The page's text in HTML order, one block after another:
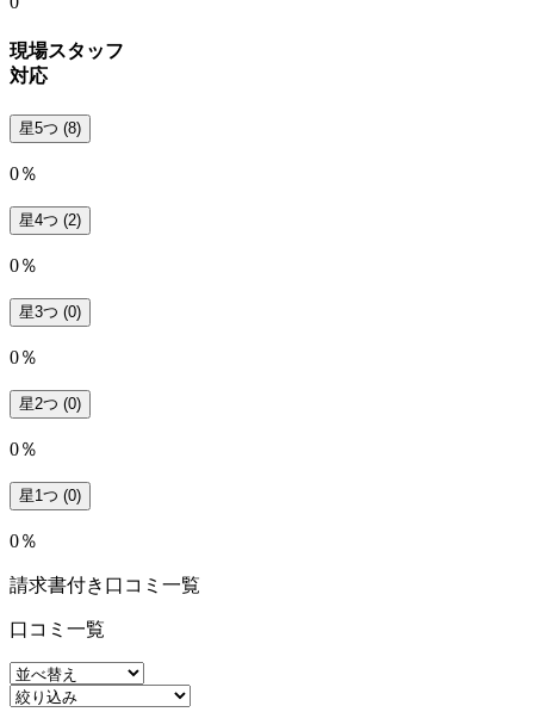
現場スタッフ
対応
星5つ (8)
0％
星4つ (2)
0％
星3つ (0)
0％
星2つ (0)
0％
星1つ (0)
0％
請求書付き口コミ一覧
口コミ一覧